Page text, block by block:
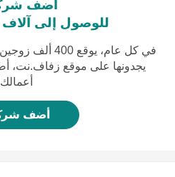
أضف
للوصول إلى آلاف
في كل عام،
يجدونها على موقع
أضف